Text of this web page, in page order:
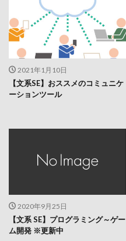
2021年1月10日
【文系SE】おススメのコミュニケ
ーションツール
2020年9月25日
【文系 SE】プログラミング～ゲー
ム開発 ※更新中